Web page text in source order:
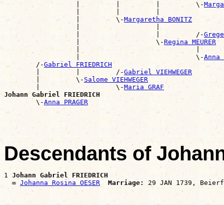
                  |         |         |         \-
                  |         \-
Margaretha BONITZ
|                   |
                  |                   |         /-
                  |                   \-
Regina MEURER
|                             |
                  |                             \-
Anna
        /-
Gabriel FRIEDRICH
        |         |         /-
Gabriel VIEHWEGER
        |         \-
Salome VIEHWEGER
        |                   \-
Maria GRAF
Johann Gabriel FRIEDRICH
\-Anna PRAGER
Descendants of
1 Johann Gabriel FRIEDRICH
  ∞
Johanna Rosina OESER Marriage: